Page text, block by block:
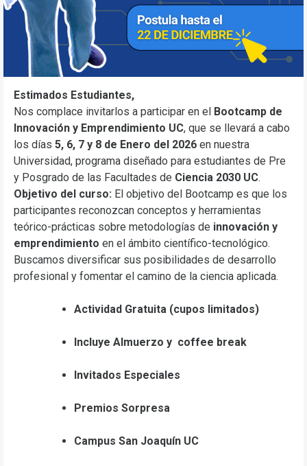
Estimados Estudiantes,
Nos complace invitarlos a participar en el Bootcamp de
Innovación y Emprendimiento UC, que se llevará a cabo
los días 5, 6, 7 y 8 de Enero del 2026 en nuestra
Universidad, programa diseñado para estudiantes de Pre
y Posgrado de las Facultades de Ciencia 2030 UC.
Objetivo del curso: El objetivo del Bootcamp es que los
participantes reconozcan conceptos y herramientas
teórico-prácticas sobre metodologías de innovación y
emprendimiento en el ámbito científico-tecnológico.
Buscamos diversificar sus posibilidades de desarrollo
profesional y fomentar el camino de la ciencia aplicada.
Actividad Gratuita (cupos limitados)
Incluye Almuerzo y coffee break
Invitados Especiales
Premios Sorpresa
Campus San Joaquín UC